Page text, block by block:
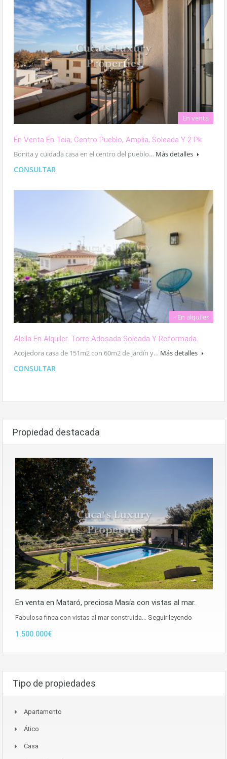
En venta
En Venta En Teia, Centro Pueblo, Amplia, Soleada Y 2 Pk
Bonita y cuidada casa en el centro del pueblo… Más detalles
CONSULTAR
- En alquiler
Alella En Alquiler. Torre Adosada Soleada Y Reformada.
Acojedora casa de 151m2 con 60m2 de jardín y… Más detalles
CONSULTAR
Propiedad destacada
En venta en Mataró, preciosa Masía con vistas al mar.
Fabulosa finca con vistas al mar construida… Seguir leyendo
1.500.000€
Tipo de propiedades
Apartamento
Ático
Casa